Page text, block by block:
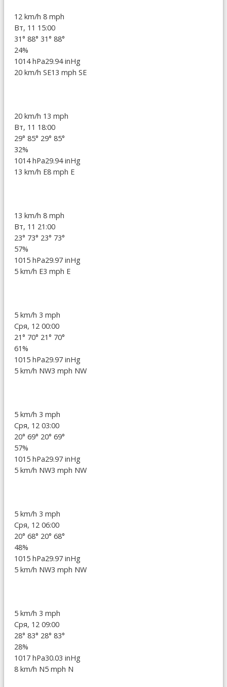
12 km/h 8 mph
Вт, 11 15:00
31° 88° 31° 88°
24%
1014 hPa29.94 inHg
20 km/h SE13 mph SE
20 km/h 13 mph
Вт, 11 18:00
29° 85° 29° 85°
32%
1014 hPa29.94 inHg
13 km/h E8 mph E
13 km/h 8 mph
Вт, 11 21:00
23° 73° 23° 73°
57%
1015 hPa29.97 inHg
5 km/h E3 mph E
5 km/h 3 mph
Сря, 12 00:00
21° 70° 21° 70°
61%
1015 hPa29.97 inHg
5 km/h NW3 mph NW
5 km/h 3 mph
Сря, 12 03:00
20° 69° 20° 69°
57%
1015 hPa29.97 inHg
5 km/h NW3 mph NW
5 km/h 3 mph
Сря, 12 06:00
20° 68° 20° 68°
48%
1015 hPa29.97 inHg
5 km/h NW3 mph NW
5 km/h 3 mph
Сря, 12 09:00
28° 83° 28° 83°
28%
1017 hPa30.03 inHg
8 km/h N5 mph N